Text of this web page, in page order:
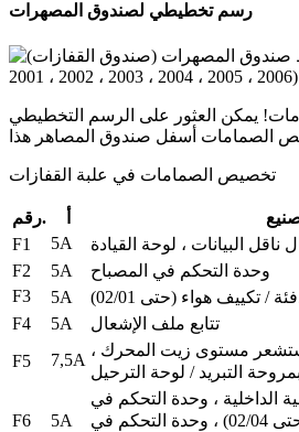
رسم تخطيطي لصندوق المصهرات
يمكن العثور على الرسم التخطيطي
تخصيص الصمامات في علبة القفازات
رقم.
F1
5A
ناقل البيانات ، لوحة القيادة
F2
5A
وحدة التحكم في المصباح
F3
5A
/ تكييف هواء (حتى 02/01)
F4
5A
تتابع ملف الإشعال
F5
7,5A
مستشعر مستوى زيت المحرك ،
التبريد / لوحة الترحيل
F6 5A
الداخلية ، وحدة التحكم في
المساعدة على الوقوف (حتى 02/04) ، وحدة التحكم في